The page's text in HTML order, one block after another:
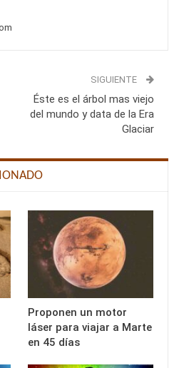
SIGUIENTE
Éste es el árbol mas viejo
del mundo y data de la Era
Glaciar
Proponen un motor
láser para viajar a Marte
en 45 días